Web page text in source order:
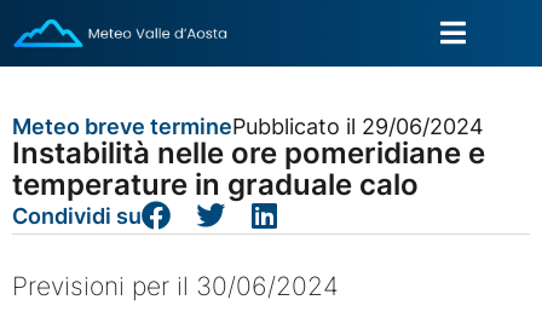
Meteo breve terminePubblicato il 29/06/2024
Instabilità nelle ore pomeridiane e
temperature in graduale calo
Condividi su
Previsioni per il 30/06/2024